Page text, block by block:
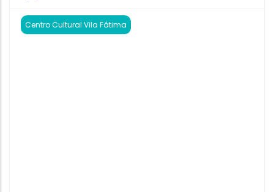
Centro Cultural Vila Fátima